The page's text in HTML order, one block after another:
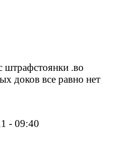
.во
доков все равно нет
- 09:40